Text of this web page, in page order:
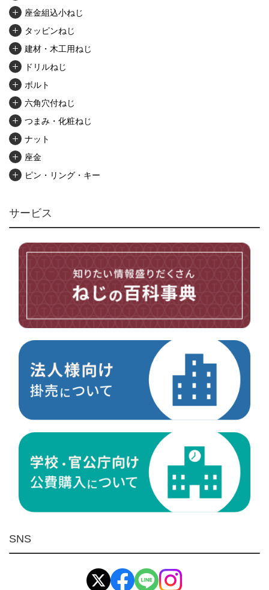
座金組込小ねじ
タッピンねじ
建材・木工用ねじ
ドリルねじ
ボルト
六角穴付ねじ
つまみ・化粧ねじ
ナット
座金
ピン・リング・キー
アンカー・プラグ
ユニファイねじ
その他ねじ
電材・設備
切削工具
ケミカル製品
荷役伝導
環境安全用品
イマオ製品(IMAO)
工業資材(栃木屋)
サービス
SNS